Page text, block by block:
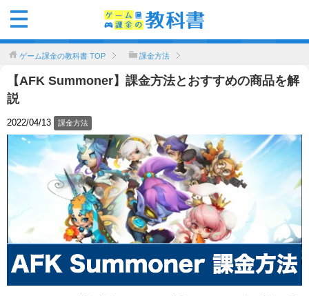
ゲーム課金の教科書 TOP 課金方法
【AFK Summoner】課金方法とおすすめの商品を解
説
2022/04/13 課金方法